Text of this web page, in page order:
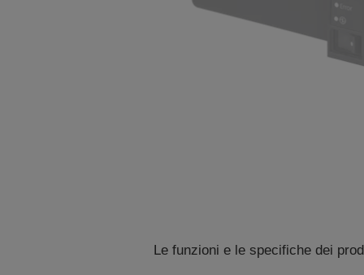
Le funzioni e le specifiche dei